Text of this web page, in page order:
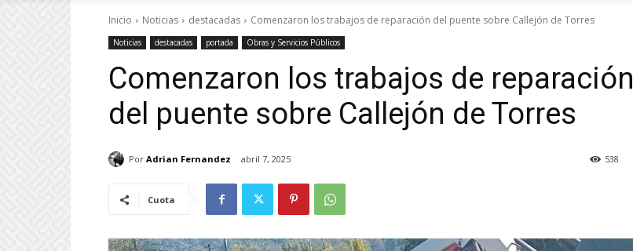
Inicio Noticias destacadas Comenzaron los trabajos de reparación del puente sobre Callejón de Torres
Noticias destacadas portada Obras y Servicios Públicos
Comenzaron los trabajos de reparación
del puente sobre Callejón de Torres
Por Adrian Fernandez abril 7, 2025 538
Cuota